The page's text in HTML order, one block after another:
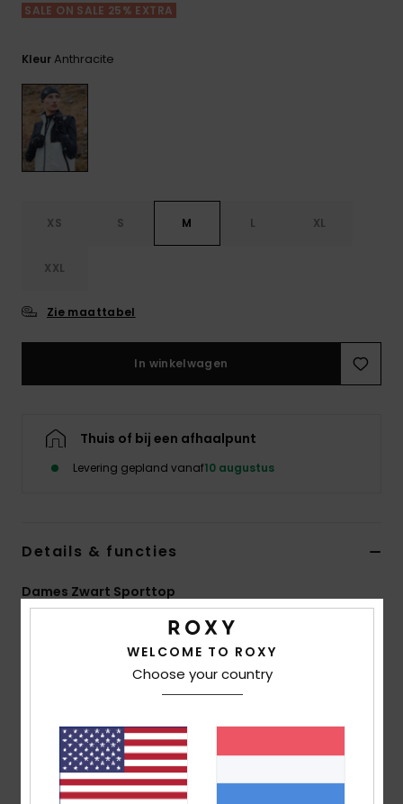
Zonnebrillen
neopreen
accessoires
Playsuits
VERLANGLIJST
SALE ON SALE 25% EXTRA
KleurAnthracite
XS S M L XL
XXL
Zie maattabel
In winkelwagen
Thuis of bij een afhaalpunt
Levering gepland vanaf10 augustus
Details & functies
Dames Zwart Sporttop
Kleurcodekvj0
Materiaal:polyester stof
Technologie:WarmFlight® thermische
fleecevoering die de lichaamswarmte binnen en het
water buiten houdt
WELCOME TO ROXY
Choose your country